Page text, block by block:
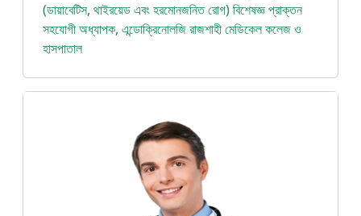
(ডায়াবেটিস, থাইরয়েড এবং হরমোনজনিত রোগ) বিশেষজ্ঞ প্রাক্তন
সহযোগী অধ্যাপক, এন্ডোক্রিনোলজি রাজশাহী মেডিকেল কলেজ ও
হাসপাতাল